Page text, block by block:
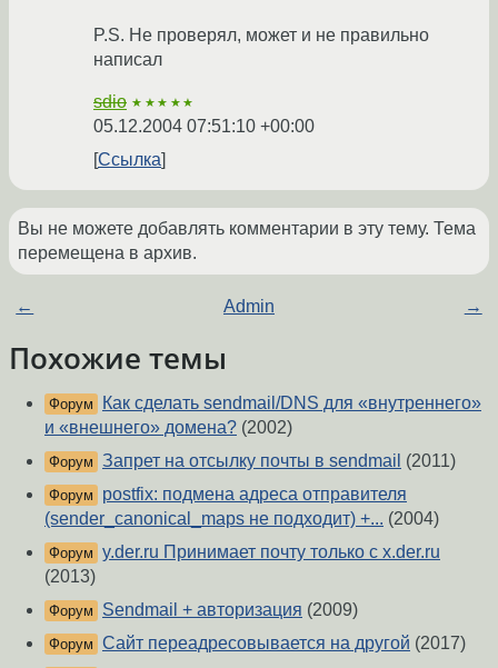
P.S. Не проверял, может и не правильно
написал
sdio ★★★★★
05.12.2004 07:51:10 +00:00
Ссылка
Вы не можете добавлять комментарии в эту тему. Тема
перемещена в архив.
← Admin →
Похожие темы
Форум
Как сделать sendmail/DNS для «внутреннего»
и «внешнего» домена? (2002)
Форум Запрет на отсылку почты в sendmail (2011)
Форум
postfix: подмена адреса отправителя
(sender_canonical_maps не подходит) +... (2004)
Форум y.der.ru Принимает почту только с x.der.ru
(2013)
Форум Sendmail + авторизация (2009)
Форум Сайт переадресовывается на другой (2017)